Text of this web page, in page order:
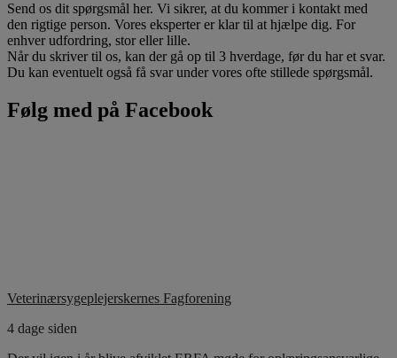
Send os dit spørgsmål her. Vi sikrer, at du kommer i kontakt med
den rigtige person. Vores eksperter er klar til at hjælpe dig. For
enhver udfordring, stor eller lille.
Når du skriver til os, kan der gå op til 3 hverdage, før du har et svar.
Du kan eventuelt også få svar under vores ofte stillede spørgsmål.
Følg med på Facebook
Veterinærsygeplejerskernes Fagforening
4 dage siden